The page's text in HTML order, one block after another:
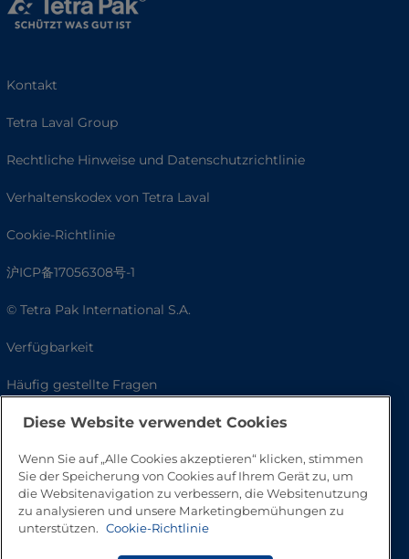
Kontakt
Tetra Laval Group
Rechtliche Hinweise und Datenschutzrichtlinie
Verhaltenskodex von Tetra Laval
Cookie-Richtlinie
沪ICP备17056308号-1
© Tetra Pak International S.A.
Verfügbarkeit
Häufig gestellte Fragen
Diese Website verwendet Cookies
Wenn Sie auf „Alle Cookies akzeptieren“ klicken, stimmen
Sie der Speicherung von Cookies auf Ihrem Gerät zu, um
die Websitenavigation zu verbessern, die Websitenutzung
zu analysieren und unsere Marketingbemühungen zu
unterstützen. Cookie-Richtlinie